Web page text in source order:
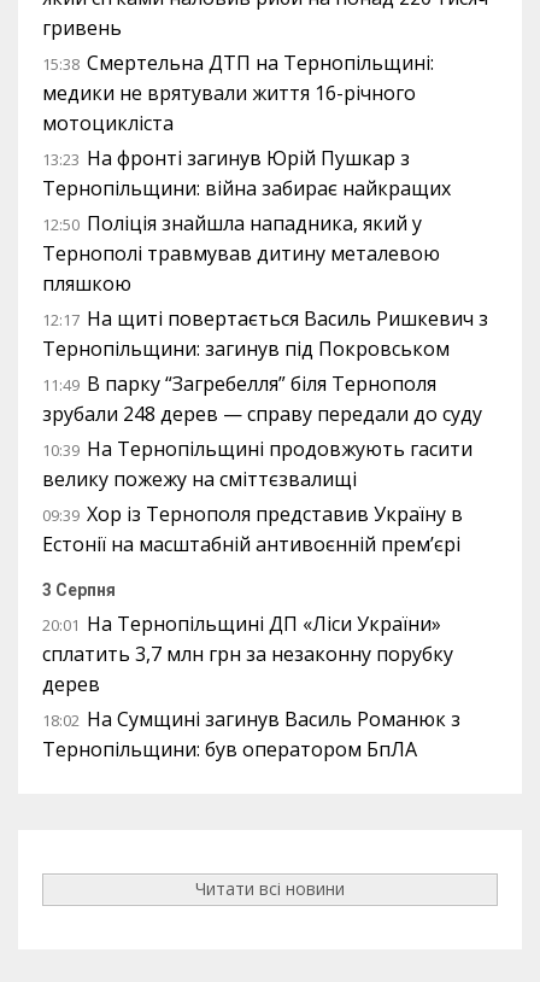
гривень
15:38 Смертельна ДТП на Тернопільщині:
медики не врятували життя 16-річного
мотоцикліста
13:23 На фронті загинув Юрій Пушкар з
Тернопільщини: війна забирає найкращих
12:50 Поліція знайшла нападника, який у
Тернополі травмував дитину металевою
пляшкою
12:17 На щиті повертається Василь Ришкевич з
Тернопільщини: загинув під Покровськом
11:49 В парку “Загребелля” біля Тернополя
зрубали 248 дерев — справу передали до суду
10:39 На Тернопільщині продовжують гасити
велику пожежу на сміттєзвалищі
09:39 Хор із Тернополя представив Україну в
Естонії на масштабній антивоєнній прем’єрі
3 Серпня
20:01 На Тернопільщині ДП «Ліси України»
сплатить 3,7 млн грн за незаконну порубку
дерев
18:02 На Сумщині загинув Василь Романюк з
Тернопільщини: був оператором БпЛА
Читати всі новини